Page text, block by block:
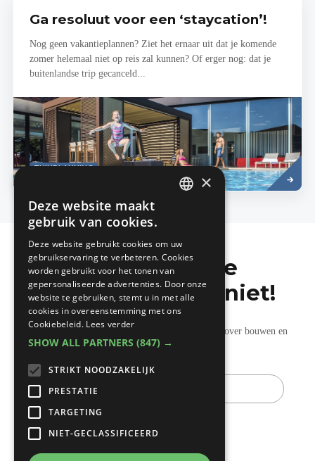
Ga resoluut voor een ‘staycation’!
Nog geen vakantieplannen? Ziet het ernaar uit dat je komende
zomer helemaal niet op reis zal kunnen? Of erger nog: dat je
buitenlandse trip gecanceld...
TUINPLANNING
Lees
meer
Mis de laatste
bouwnieuwtjes niet!
Ontvang onze wekelijkse updates vol nuttige tips over bouwen en
verbouwen.
E-
mail
×
Deze website maakt
gebruik van cookies.
Deze website gebruikt cookies om uw
gebruikservaring te verbeteren. Cookies
worden gebruikt voor het tonen van
gepersonaliseerde advertenties. Door onze
website te gebruiken, stemt u in met alle
cookies in overeenstemming met ons
Cookiebeleid. Lees verder
SHOW ALL PARTNERS (847) →
STRIKT NOODZAKELIJK
PRESTATIE
TARGETING
NIET-GECLASSIFICEERD